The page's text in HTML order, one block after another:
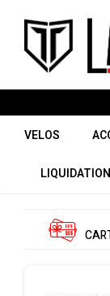
VELOS
LIQUIDATION